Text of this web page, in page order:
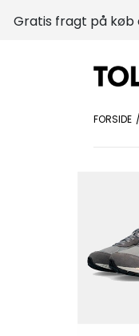
Gratis fragt på køb
FORSIDE